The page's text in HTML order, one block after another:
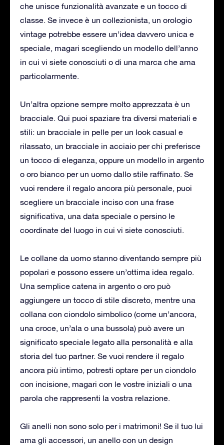
che unisce funzionalità avanzate e un tocco di
classe. Se invece è un collezionista, un orologio
vintage potrebbe essere un’idea davvero unica e
speciale, magari scegliendo un modello dell’anno
in cui vi siete conosciuti o di una marca che ama
particolarmente.
Un’altra opzione sempre molto apprezzata è un
bracciale. Qui puoi spaziare tra diversi materiali e
stili: un bracciale in pelle per un look casual e
rilassato, un bracciale in acciaio per chi preferisce
un tocco di eleganza, oppure un modello in argento
o oro bianco per un uomo dallo stile raffinato. Se
vuoi rendere il regalo ancora più personale, puoi
scegliere un bracciale inciso con una frase
significativa, una data speciale o persino le
coordinate del luogo in cui vi siete conosciuti.
Le collane da uomo stanno diventando sempre più
popolari e possono essere un’ottima idea regalo.
Una semplice catena in argento o oro può
aggiungere un tocco di stile discreto, mentre una
collana con ciondolo simbolico (come un’ancora,
una croce, un’ala o una bussola) può avere un
significato speciale legato alla personalità e alla
storia del tuo partner. Se vuoi rendere il regalo
ancora più intimo, potresti optare per un ciondolo
con incisione, magari con le vostre iniziali o una
parola che rappresenti la vostra relazione.
Gli anelli non sono solo per i matrimoni! Se il tuo lui
ama gli accessori, un anello con un design